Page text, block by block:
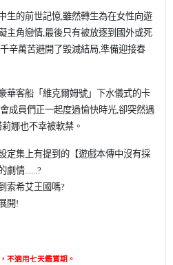
生的前世記憶,雖然轉生為在女性向遊
主角戀情,最後只有被放逐到國外或死
辛萬苦避開了毀滅結局,準備迎接春
華客船「維克爾姆號」下水儀式的卡
成員們正一起度過愉快時光,卻突然遇
娜也不幸被軟禁。
定集上有提到的 【遊戲本傳中沒有採
劇情......?
索希艾王國嗎?
開!
不適用七天鑑賞期 。